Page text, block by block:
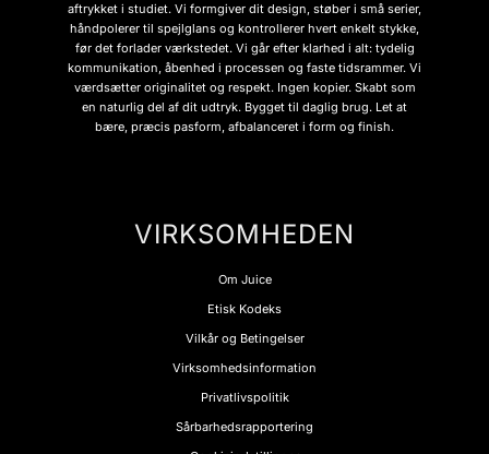
aftrykket i studiet. Vi formgiver dit design, støber i små serier,
håndpolerer til spejlglans og kontrollerer hvert enkelt stykke,
før det forlader værkstedet. Vi går efter klarhed i alt: tydelig
kommunikation, åbenhed i processen og faste tidsrammer. Vi
værdsætter originalitet og respekt. Ingen kopier. Skabt som
en naturlig del af dit udtryk. Bygget til daglig brug. Let at
bære, præcis pasform, afbalanceret i form og finish.
VIRKSOMHEDEN
Om Juice
Etisk Kodeks
Vilkår og Betingelser
Virksomhedsinformation
Privatlivspolitik
Sårbarhedsrapportering